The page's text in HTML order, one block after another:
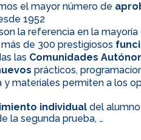
el mayor número de
1952
la referencia en la mayoría
de 300 prestigiosos
las Comunidades
prácticos,
y materiales permiten a los
individual del
la segunda prueba, …